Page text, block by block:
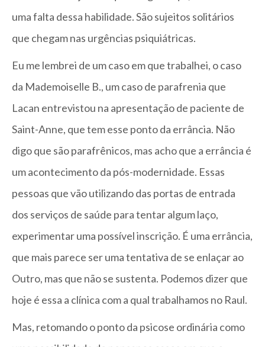
uma falta dessa habilidade. São sujeitos solitários
que chegam nas urgências psiquiátricas.
Eu me lembrei de um caso em que trabalhei, o caso
da Mademoiselle B., um caso de parafrenia que
Lacan entrevistou na apresentação de paciente de
Saint-Anne, que tem esse ponto da errância. Não
digo que são parafrênicos, mas acho que a errância é
um acontecimento da pós-modernidade. Essas
pessoas que vão utilizando das portas de entrada
dos serviços de saúde para tentar algum laço,
experimentar uma possível inscrição. É uma errância,
que mais parece ser uma tentativa de se enlaçar ao
Outro, mas que não se sustenta. Podemos dizer que
hoje é essa a clínica com a qual trabalhamos no Raul.
Mas, retomando o ponto da psicose ordinária como